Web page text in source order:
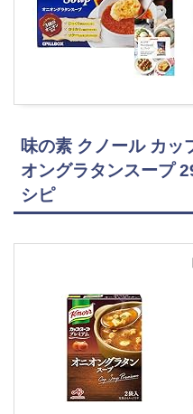
味の素 クノール カッ
オングラタンスープ
シピ